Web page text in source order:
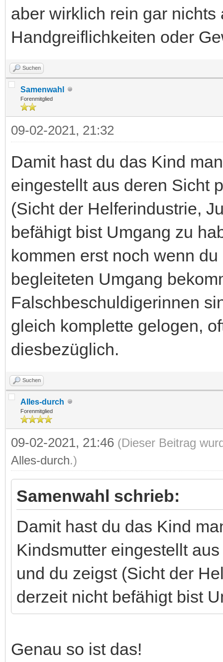
aber wirklich rein gar
Handgreiflichkeiten oder
Suchen
Samenwahl
Forenmitglied
09-02-2021, 21:32
Damit hast du das Kind
eingestellt aus deren Sicht
(Sicht der Helferindustrie,
befähigt bist Umgang zu
kommen erst noch wenn
begleiteten Umgang
Falschbeschuldigerinnen
gleich komplette gelogen,
diesbezüglich.
Suchen
Alles-durch
Forenmitglied
09-02-2021, 21:46 (Dieser Beitrag
Alles-durch.)
Samenwahl schrieb:
Damit hast du das Kind
Kindsmutter eingestellt
und du zeigst (Sicht der
derzeit nicht befähigt bist
Genau so ist das!